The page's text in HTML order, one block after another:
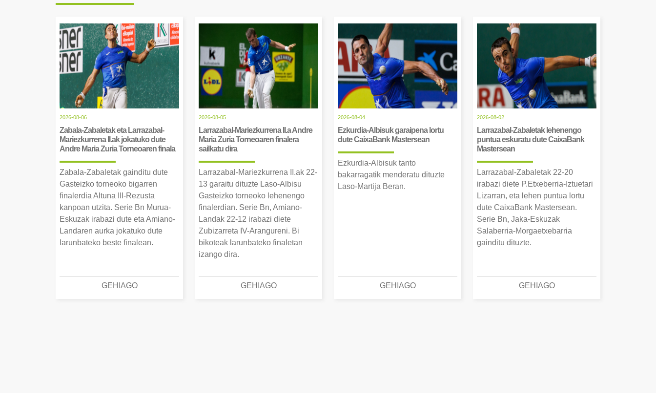
2026-08-06
Zabala-Zabaletak eta Larrazabal-
Mariezkurrena II.ak jokatuko dute
Andre Maria Zuria Torneoaren finala
Zabala-Zabaletak gainditu dute
Gasteizko torneoko bigarren
finalerdia Altuna III-Rezusta
kanpoan utzita. Serie Bn Murua-
Eskuzak irabazi dute eta Amiano-
Landaren aurka jokatuko dute
larunbateko beste finalean.
GEHIAGO
2026-08-05
Larrazabal-Mariezkurrena II.a Andre
Maria Zuria Torneoaren finalera
sailkatu dira
Larrazabal-Mariezkurrena II.ak 22-
13 garaitu dituzte Laso-Albisu
Gasteizko torneoko lehenengo
finalerdian. Serie Bn, Amiano-
Landak 22-12 irabazi diete
Zubizarreta IV-Arangureni. Bi
bikoteak larunbateko finaletan
izango dira.
GEHIAGO
2026-08-04
Ezkurdia-Albisuk garaipena lortu
dute CaixaBank Mastersean
Ezkurdia-Albisuk tanto
bakarragatik menderatu dituzte
Laso-Martija Beran.
GEHIAGO
2026-08-02
Larrazabal-Zabaletak lehenengo
puntua eskuratu dute CaixaBank
Mastersean
Larrazabal-Zabaletak 22-20
irabazi diete P.Etxeberria-Iztuetari
Lizarran, eta lehen puntua lortu
dute CaixaBank Mastersean.
Serie Bn, Jaka-Eskuzak
Salaberria-Morgaetxebarria
gainditu dituzte.
GEHIAGO